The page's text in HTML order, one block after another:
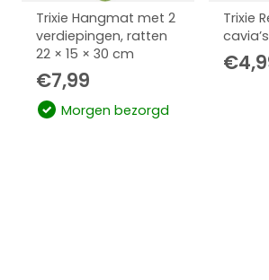
Trixie Hangmat met 2
verdiepingen, ratten
22 × 15 × 30 cm
€7,99
Morgen bezorgd
Trixie
€